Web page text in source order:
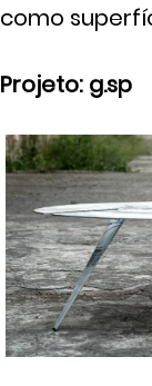
como
Projeto: g.sp